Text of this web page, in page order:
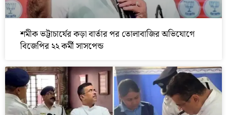
শমীক ভট্টাচার্যের কড়া বার্তার পর তোলাবাজির অভিযোগে
বিজেপির ২২ কর্মী সাসপেন্ড